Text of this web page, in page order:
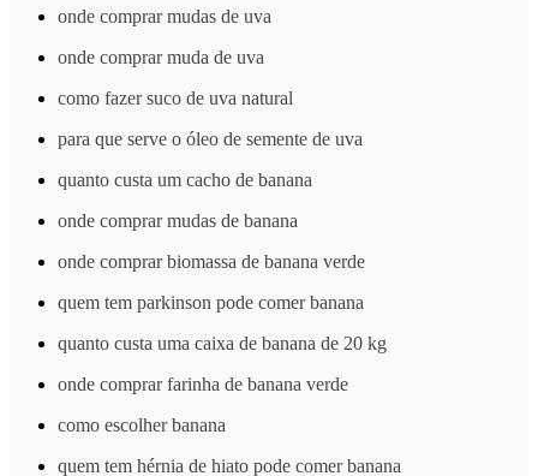
onde comprar mudas de uva
onde comprar muda de uva
como fazer suco de uva natural
para que serve o óleo de semente de uva
quanto custa um cacho de banana
onde comprar mudas de banana
onde comprar biomassa de banana verde
quem tem parkinson pode comer banana
quanto custa uma caixa de banana de 20 kg
onde comprar farinha de banana verde
como escolher banana
quem tem hérnia de hiato pode comer banana